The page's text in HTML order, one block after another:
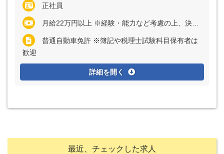
正社員
月給22万円以上 ※経験・能力など考慮の上、決定いたします ※残業代は全額支給
普通自動車免許 ※簿記や税理士試験科目保有者は
歓迎
詳細を開く
最近、チェックした求人